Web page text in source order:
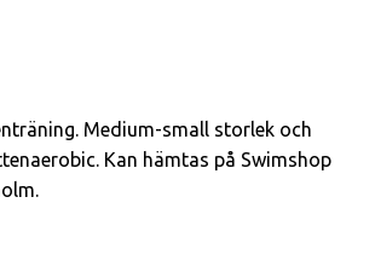
Medium-small storlek och
Kan hämtas på Swimshop